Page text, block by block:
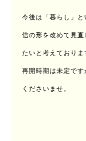
今後は「暮らし」
信の形を改めて見直
たいと考えておりま
再開時期は未定で
くださいませ。
少し長いけれど引用す
体型は、羽根枕型。
の字、目小さい。お